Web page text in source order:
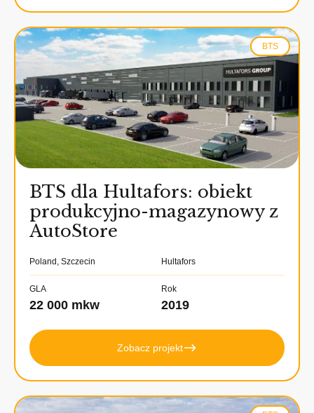
BTS
BTS dla Hultafors: obiekt
produkcyjno-magazynowy z
AutoStore
Poland, Szczecin Hultafors
GLA
22 000 mkw
Rok
2019
Zobacz projekt